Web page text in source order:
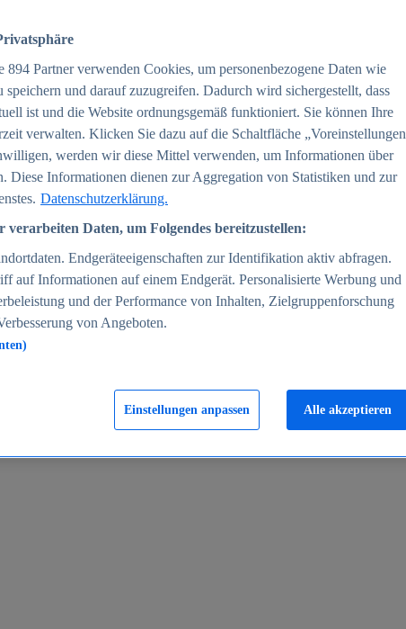
2005-2025
894 Partner verwenden Cookies, um personenbezogene Daten wie
speichern und darauf zuzugreifen. Dadurch wird sichergestellt, dass
ist und die Website ordnungsgemäß funktioniert. Sie können Ihre
verwalten. Klicken Sie dazu auf die Schaltfläche „Voreinstellungen
werden wir diese Mittel verwenden, um Informationen über
Diese Informationen dienen zur Aggregation von Statistiken und zur
Datenschutzerklärung.
Daten, um Folgendes bereitzustellen:
Endgeräteeigenschaften zur Identifikation aktiv abfragen.
auf Informationen auf einem Endgerät. Personalisierte Werbung und
und der Performance von Inhalten, Zielgruppenforschung
von Angeboten.
Einstellungen anpassen Alle akzeptieren